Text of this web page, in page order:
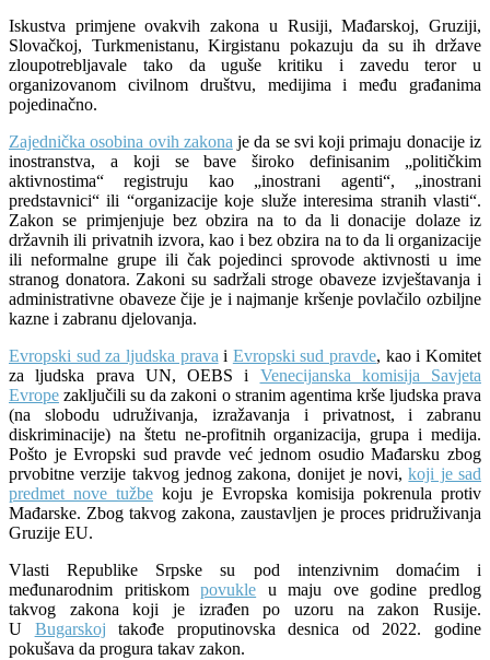
Iskustva primjene ovakvih zakona u Rusiji, Mađarskoj, Gruziji,
Slovačkoj, Turkmenistanu, Kirgistanu pokazuju da su ih države
zloupotrebljavale tako da uguše kritiku i zavedu teror u
organizovanom civilnom društvu, medijima i među građanima
pojedinačno.
Zajednička osobina ovih zakona je da se svi koji primaju donacije iz
inostranstva, a koji se bave široko definisanim „političkim
aktivnostima“ registruju kao „inostrani agenti“, „inostrani
predstavnici“ ili “organizacije koje služe interesima stranih vlasti“.
Zakon se primjenjuje bez obzira na to da li donacije dolaze iz
državnih ili privatnih izvora, kao i bez obzira na to da li organizacije
ili neformalne grupe ili čak pojedinci sprovode aktivnosti u ime
stranog donatora. Zakoni su sadržali stroge obaveze izvještavanja i
administrativne obaveze čije je i najmanje kršenje povlačilo ozbiljne
kazne i zabranu djelovanja.
Evropski sud za ljudska prava i Evropski sud pravde, kao i Komitet
za ljudska prava UN, OEBS i Venecijanska komisija Savjeta
Evrope zaključili su da zakoni o stranim agentima krše ljudska prava
(na slobodu udruživanja, izražavanja i privatnost, i zabranu
diskriminacije) na štetu ne-profitnih organizacija, grupa i medija.
Pošto je Evropski sud pravde već jednom osudio Mađarsku zbog
prvobitne verzije takvog jednog zakona, donijet je novi,koji je sad
predmet nove tužbe koju je Evropska komisija pokrenula protiv
Mađarske. Zbog takvog zakona, zaustavljen je proces pridruživanja
Gruzije EU.
Vlasti Republike Srpske su pod intenzivnim domaćim i
međunarodnim pritiskompovukle u maju ove godine predlog
takvog zakona koji je izrađen po uzoru na zakon Rusije.
U Bugarskoj takođe proputinovska desnica od 2022. godine
pokušava da progura takav zakon.